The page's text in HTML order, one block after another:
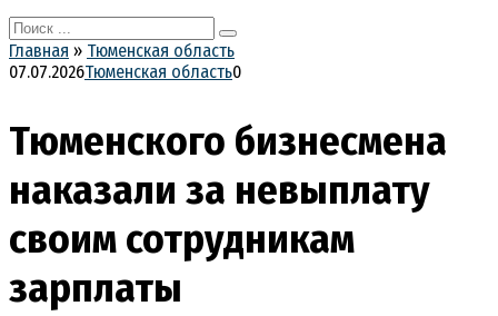
Search
for:
Главная » Тюменская область
07.07.2026Тюменская область0
Тюменского бизнесмена
наказали за невыплату
своим сотрудникам
зарплаты